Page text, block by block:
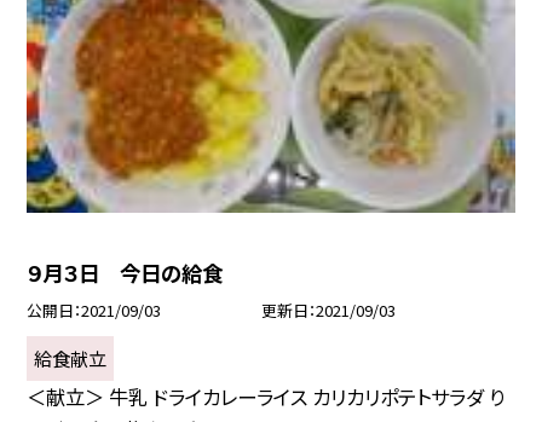
９月３日 今日の給食
公開日 2021/09/03 更新日 2021/09/03
給食献立
＜献立＞ 牛乳 ドライカレーライス カリカリポテトサラダ り